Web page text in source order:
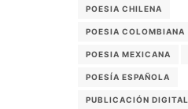
POESIA CHILENA
POESIA COLOMBIANA
POESIA MEXICANA
POESÍA ESPAÑOLA
PUBLICACIÓN DIGITAL